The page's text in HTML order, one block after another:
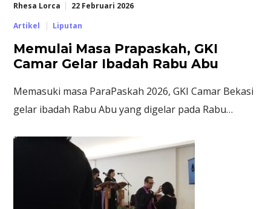
Rhesa Lorca
22 Februari 2026
Artikel
Liputan
Memulai Masa Prapaskah, GKI
Camar Gelar Ibadah Rabu Abu
Memasuki masa ParaPaskah 2026, GKI Camar Bekasi
gelar ibadah Rabu Abu yang digelar pada Rabu…